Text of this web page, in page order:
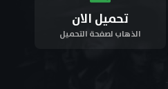
تحميل الان
الذهاب لصفحة التحميل